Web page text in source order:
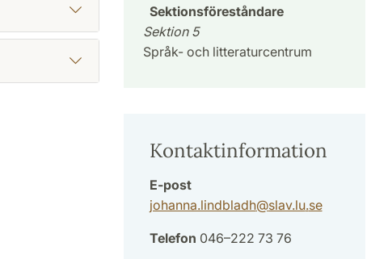
Sektionsföreståndare
Sektion 5
Språk- och litteraturcentrum
Kontaktinformation
E-post
johanna.lindbladh@slav.lu.se
Telefon 046–222 73 76